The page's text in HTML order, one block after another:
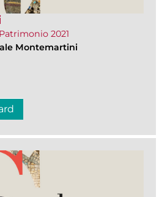
2021
Montemartini